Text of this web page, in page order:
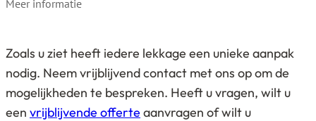
Meer informatie
Zoals u ziet heeft iedere lekkage een unieke aanpak
nodig. Neem vrijblijvend contact met ons op om de
mogelijkheden te bespreken. Heeft u vragen, wilt u
een vrijblijvende offerte aanvragen of wilt u